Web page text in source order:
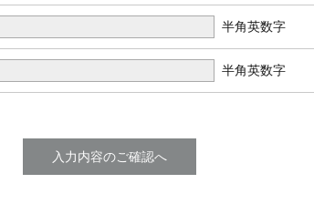
半角英数字
半角英数字